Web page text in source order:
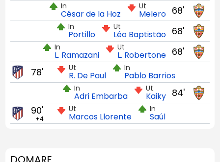
68'
Ut
Melero
In
César de la Hoz
68'
Ut
Léo Baptistão
In
Portillo
68'
Ut
L. Robertone
In
L. Ramazani
Ut
R. De Paul
In
Pablo Barrios
78'
84'
Ut
Kaiky
In
Adri Embarba
Ut
Marcos Llorente
In
Saúl
90'
+4